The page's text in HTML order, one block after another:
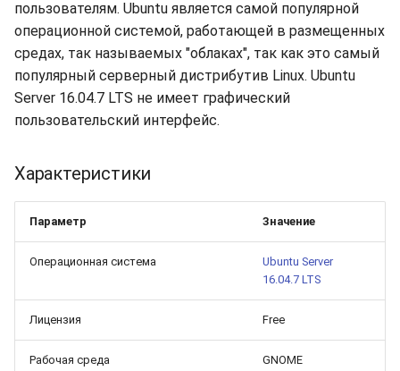
s
a
h
i
Доступность
Безопасность
Интеграция
Отчёты
Расписание проверок
Как добавить новый диск
в Linux?
Boot-меню виртуальной
машины
SSH
Бэкапы
Поиск
Удаление файлов
Синхронизация с
Gateways
Способы подключений
Гайды
пользователям. Ubuntu является самой популярной
операционной системой, работающей в размещенных
средах, так называемых "облаках", так как это самый
популярный серверный дистрибутив Linux. Ubuntu
Server 16.04.7 LTS не имеет графический
пользовательский интерфейс.
Характеристики
Параметр Значение
Операционная система
Ubuntu Server
16.04.7 LTS
Лицензия Free
Рабочая среда GNOME